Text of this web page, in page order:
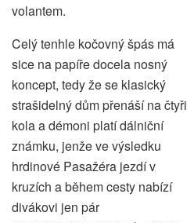
volantem.
Celý tenhle kočovný špás má
sice na papíře docela nosný
koncept, tedy že se klasický
strašidelný dům přenáší na čtyři
kola a démoni platí dálniční
známku, jenže ve výsledku
hrdinové Pasažéra jezdí v
kruzích a během cesty nabízí
divákovi jen pár